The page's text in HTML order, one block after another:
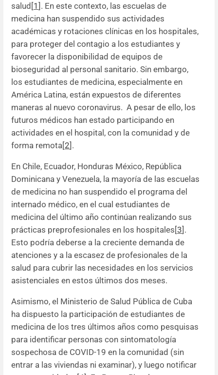
salud[1 ]. En este contexto, las escuelas de
medicina han suspendido sus actividades
académicas y rotaciones clínicas en los hospitales,
para proteger del contagio a los estudiantes y
favorecer la disponibilidad de equipos de
bioseguridad al personal sanitario. Sin embargo,
los estudiantes de medicina, especialmente en
América Latina, están expuestos de diferentes
maneras al nuevo coronavirus. A pesar de ello, los
futuros médicos han estado participando en
actividades en el hospital, con la comunidad y de
forma remota[2].
En Chile, Ecuador, Honduras México, República
Dominicana y Venezuela, la mayoría de las escuelas
de medicina no han suspendido el programa del
internado médico, en el cual estudiantes de
medicina del último año continúan realizando sus
prácticas preprofesionales en los hospitales[3].
Esto podría deberse a la creciente demanda de
atenciones y a la escasez de profesionales de la
salud para cubrir las necesidades en los servicios
asistenciales en estos últimos dos meses.
Asimismo, el Ministerio de Salud Pública de Cuba
ha dispuesto la participación de estudiantes de
medicina de los tres últimos años como pesquisas
para identificar personas con sintomatología
sospechosa de COVID-19 en la comunidad (sin
entrar a las viviendas ni examinar), y luego notificar